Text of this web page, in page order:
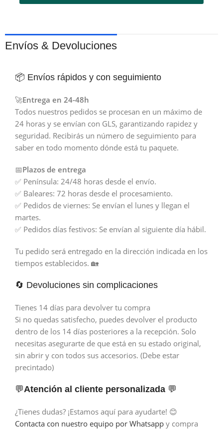
Envíos & Devoluciones
📦 Envíos rápidos y con seguimiento
🚀Entrega en 24-48h
Todos nuestros pedidos se procesan en un máximo de
24 horas y se envían con GLS, garantizando rapidez y
seguridad. Recibirás un número de seguimiento para
saber en todo momento dónde está tu paquete.
📅Plazos de entrega
✅ Península: 24/48 horas desde el envío.
✅ Baleares: 72 horas desde el procesamiento.
✅ Pedidos de viernes: Se envían el lunes y llegan el
martes.
✅ Pedidos días festivos: Se envían al siguiente día hábil.
Tu pedido será entregado en la dirección indicada en los
tiempos establecidos. 🏡
🔄 Devoluciones sin complicaciones
Tienes 14 días para devolver tu compra
Si no quedas satisfecho, puedes devolver el producto
dentro de los 14 días posteriores a la recepción. Solo
necesitas asegurarte de que está en su estado original,
sin abrir y con todos sus accesorios. (Debe estar
precintado)
💬Atención al cliente personalizada 💬
¿Tienes dudas? ¡Estamos aquí para ayudarte! 😊
Contacta con nuestro equipo por Whatsapp y compra